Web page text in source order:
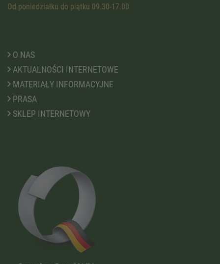
Od poniedziałku do piątku 09.30-17.00
O NAS
AKTUALNOŚCI INTERNETOWE
MATERIAŁY INFORMACYJNE
PRASA
SKLEP INTERNETOWY